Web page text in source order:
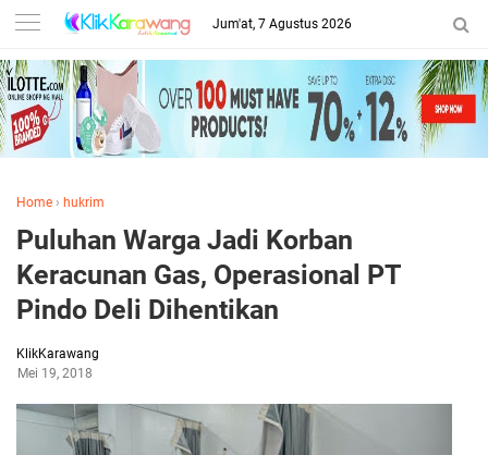
Jum'at, 7 Agustus 2026
Home › hukrim
Puluhan Warga Jadi Korban
Keracunan Gas, Operasional PT
Pindo Deli Dihentikan
KlikKarawang
Mei 19, 2018